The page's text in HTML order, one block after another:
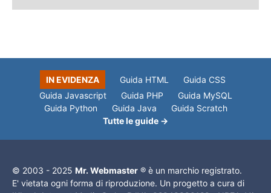
IN EVIDENZA Guida HTML
Guida CSS
Guida Javascript
Guida PHP
Guida MySQL
Guida Python
Guida Java
Guida Scratch
Tutte le guide →
© 2003 - 2025 Mr. Webmaster ® è un marchio registrato.
E' vietata ogni forma di riproduzione. Un progetto a cura di